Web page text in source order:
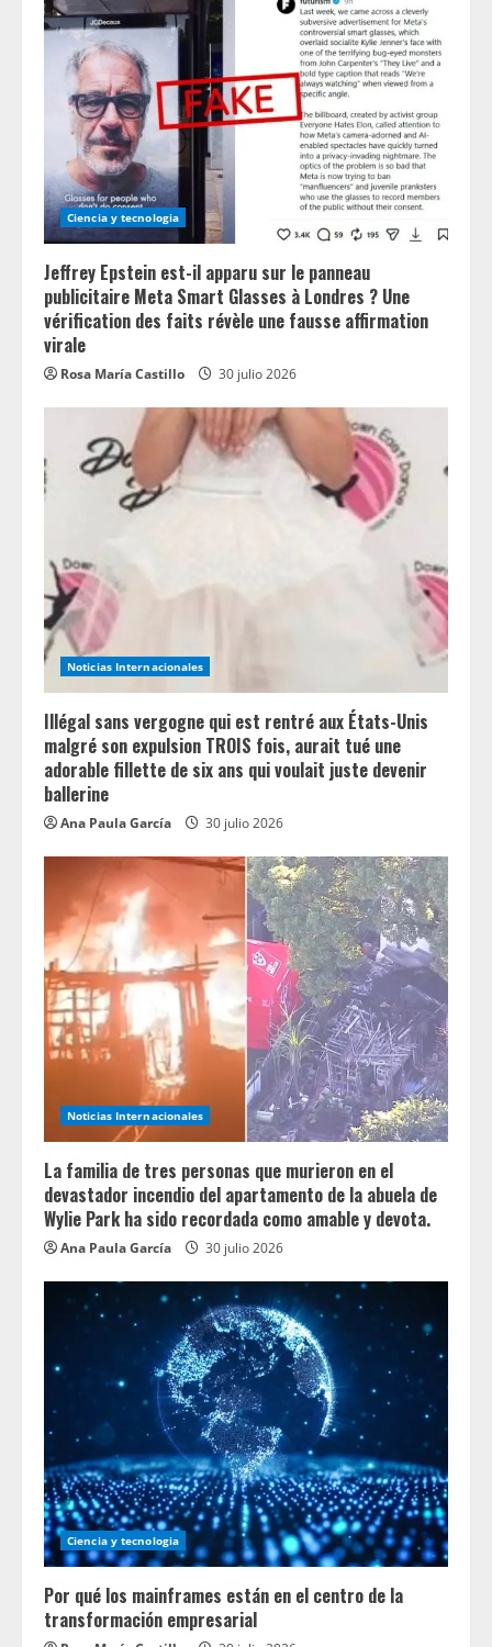
Ciencia y tecnologia
Jeffrey Epstein est-il apparu sur le panneau
publicitaire Meta Smart Glasses à Londres ? Une
vérification des faits révèle une fausse affirmation
virale
Rosa María Castillo 30 julio 2026
Noticias Internacionales
Illégal sans vergogne qui est rentré aux États-Unis
malgré son expulsion TROIS fois, aurait tué une
adorable fillette de six ans qui voulait juste devenir
ballerine
Ana Paula García 30 julio 2026
Noticias Internacionales
La familia de tres personas que murieron en el
devastador incendio del apartamento de la abuela de
Wylie Park ha sido recordada como amable y devota.
Ana Paula García 30 julio 2026
Ciencia y tecnologia
Por qué los mainframes están en el centro de la
transformación empresarial